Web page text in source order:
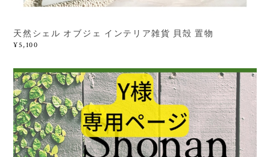
天然シェル オブジェ インテリア雑貨 貝殻 置物
¥5,100